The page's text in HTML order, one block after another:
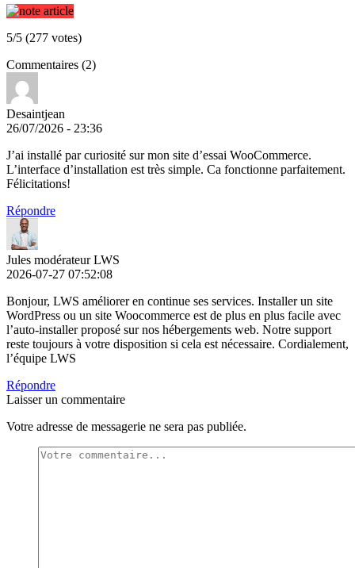
5/5 (277 votes)
Commentaires (2)
Desaintjean
26/07/2026 - 23:36
J’ai installé par curiosité sur mon site d’essai WooCommerce.
L’interface d’installation est très simple. Ca fonctionne parfaitement.
Félicitations!
Répondre
Jules modérateur LWS
2026-07-27 07:52:08
Bonjour, LWS améliorer en continue ses services. Installer un site
WordPress ou un site Woocommerce est de plus en plus facile avec
l’auto-installer proposé sur nos hébergements web. Notre support
reste toujours à votre disposition si cela est nécessaire. Cordialement,
l’équipe LWS
Répondre
Laisser un commentaire
Votre adresse de messagerie ne sera pas publiée.